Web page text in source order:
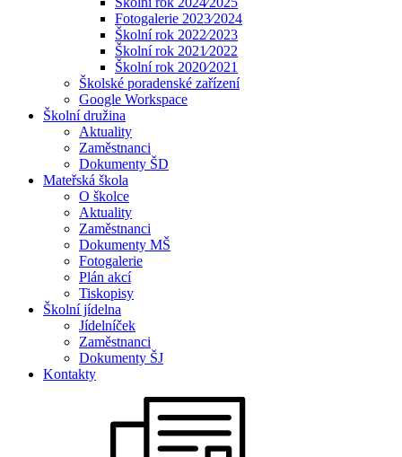
Fotogalerie 2023⁄2024
Školní rok 2022⁄2023
Školní rok 2021⁄2022
Školní rok 2020⁄2021
Školské poradenské zařízení
Google Workspace
Školní družina
Aktuality
Zaměstnanci
Dokumenty ŠD
Mateřská škola
O školce
Aktuality
Zaměstnanci
Dokumenty MŠ
Fotogalerie
Plán akcí
Tiskopisy
Školní jídelna
Jídelníček
Zaměstnanci
Dokumenty ŠJ
Kontakty